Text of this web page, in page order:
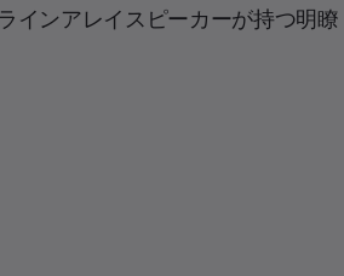
インアレイスピーカーが持つ明瞭